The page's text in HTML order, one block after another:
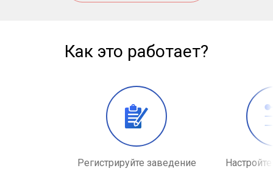
Как это работает?
Регистрируйте заведение